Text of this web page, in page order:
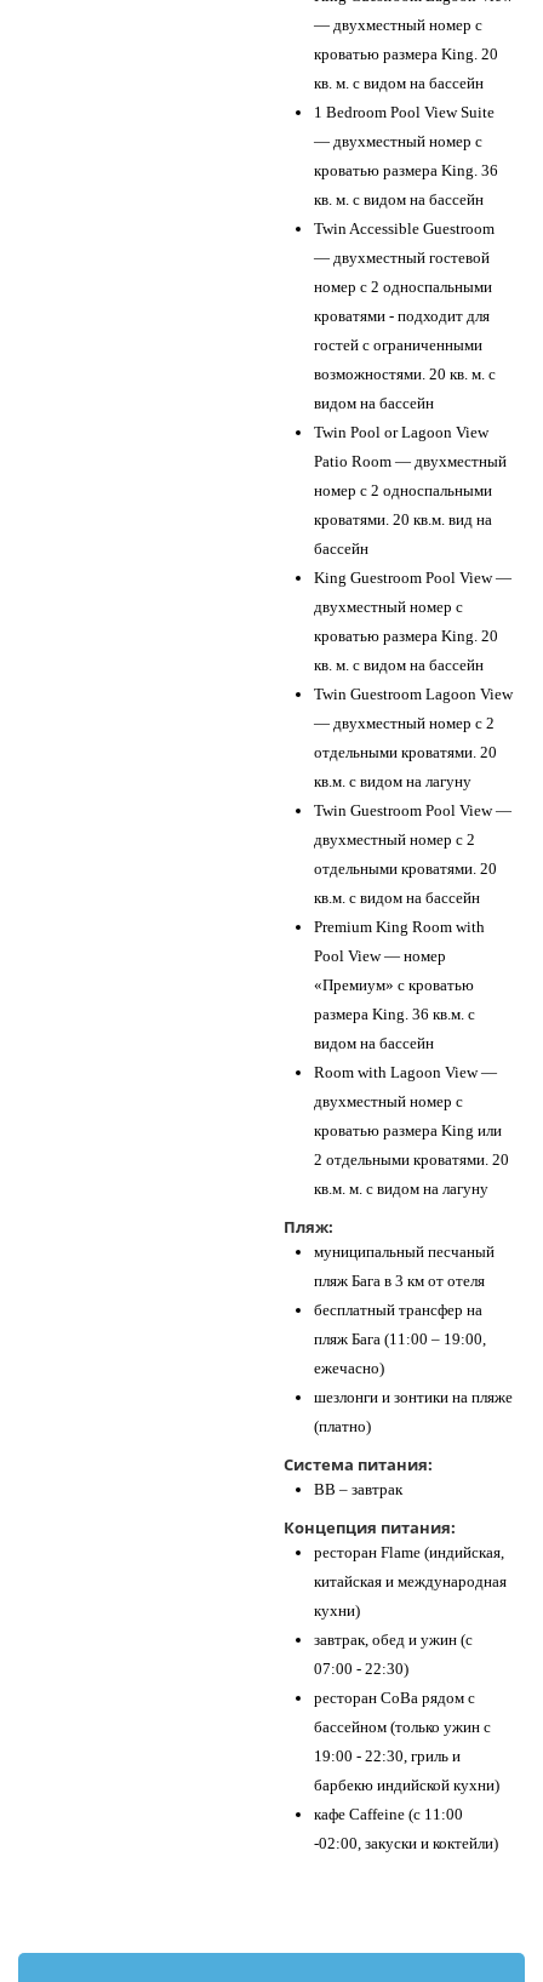
— двухместный номер с
кроватью размера King. 20
кв. м. с видом на бассейн
1 Bedroom Pool View Suite
— двухместный номер с
кроватью размера King. 36
кв. м. с видом на бассейн
Twin Accessible Guestroom
— двухместный гостевой
номер с 2 односпальными
кроватями - подходит для
гостей с ограниченными
возможностями. 20 кв. м. с
видом на бассейн
Twin Pool or Lagoon View
Patio Room — двухместный
номер с 2 односпальными
кроватями. 20 кв.м. вид на
бассейн
King Guestroom Pool View —
двухместный номер с
кроватью размера King. 20
кв. м. с видом на бассейн
Twin Guestroom Lagoon View
— двухместный номер с 2
отдельными кроватями. 20
кв.м. с видом на лагуну
Twin Guestroom Pool View —
двухместный номер с 2
отдельными кроватями. 20
кв.м. с видом на бассейн
Premium King Room with
Pool View — номер
«Премиум» с кроватью
размера King. 36 кв.м. с
видом на бассейн
Room with Lagoon View —
двухместный номер с
кроватью размера King или
2 отдельными кроватями. 20
кв.м. м. с видом на лагуну
Пляж:
муниципальный песчаный
пляж Бага в 3 км от отеля
бесплатный трансфер на
пляж Бага (11:00 – 19:00,
ежечасно)
шезлонги и зонтики на пляже
(платно)
Система питания:
BB – завтрак
Концепция питания:
ресторан Flame (индийская,
китайская и международная
кухни)
завтрак, обед и ужин (с
07:00 - 22:30)
ресторан CoBa рядом с
бассейном (только ужин с
19:00 - 22:30, гриль и
барбекю индийской кухни)
кафе Caffeine (с 11:00
-02:00, закуски и коктейли)